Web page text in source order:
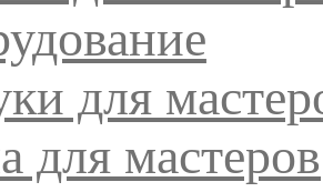
для
для мастеров